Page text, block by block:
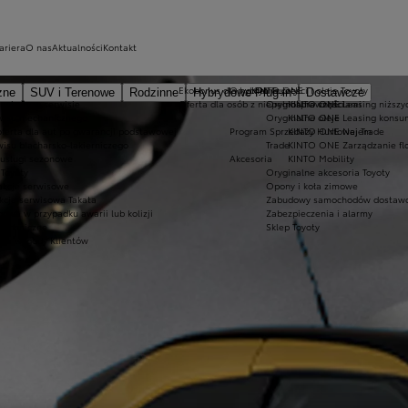
SUV i Terenowe Rodzinne Hybrydowe Plug-in
Dostawcze
Ekobonus dla hybryd Toyoty
Oferta dla osób z niepełnosprawnościami
KINTO ONE
KINTO ONE Leasing
KINTO ONE Leasing
KINTO ONE Najem
KINTO ONE Zarządzanie
KINTO Mobility
wizyty w serwisie
mechanicznego
dla aut po gwarancji podstawowej
blacharsko-lakierniczego
sezonowe
serwisowe
serwisowa Takata
w przypadku awarii lub kolizji
techniczne
wygody Klientów
Oryginalne części i oleje Toyoty
Oryginalne części
Oryginalne oleje
Program Sprzedaży Hurtowej Trade
Trade
Akcesoria
Oryginalne akcesoria Toyoty
Opony i koła zimowe
Zabudowy samochodów
Zabezpieczenia i alarmy
Sklep Toyoty
O nasAktualnościKontakt